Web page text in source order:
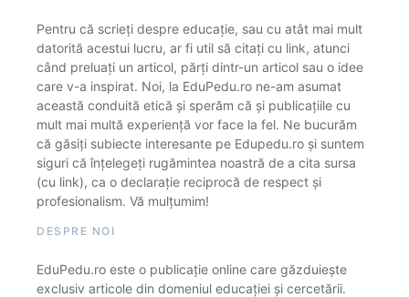
Pentru că scrieți despre educație, sau cu atât mai mult
datorită acestui lucru, ar fi util să citați cu link, atunci
când preluați un articol, părți dintr-un articol sau o idee
care v-a inspirat. Noi, la EduPedu.ro ne-am asumat
această conduită etică și sperăm că și publicațiile cu
mult mai multă experiență vor face la fel. Ne bucurăm
că găsiți subiecte interesante pe Edupedu.ro și suntem
siguri că înțelegeți rugămintea noastră de a cita sursa
(cu link), ca o declarație reciprocă de respect și
profesionalism. Vă mulțumim!
DESPRE NOI
EduPedu.ro este o publicație online care găzduiește
exclusiv articole din domeniul educației și cercetării.